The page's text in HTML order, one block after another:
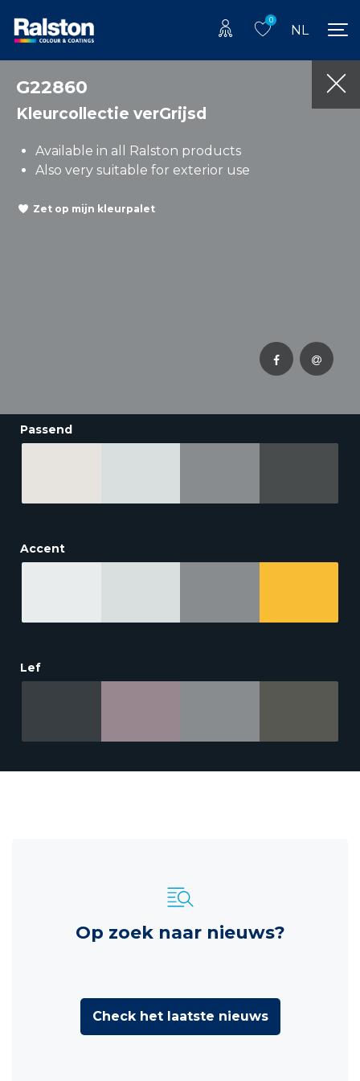
0
NL
G22860
Kleurcollectie verGrijsd
Available in all Ralston products
Also very suitable for exterior use
Zet op mijn kleurpalet
Passend
Accent
Lef
Op zoek naar nieuws?
Check het laatste nieuws